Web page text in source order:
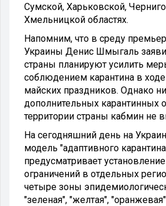
Сумской, Харьковской,
Хмельницкой областях.
Напомним, что в среду
Украины Денис Шмыгаль
страны планируют усилить
соблюдением карантина в
майских праздников. Однако
дополнительных карантинных
территории страны кабмин не
На сегодняшний день на
модель "адаптивного
предусматривает
ограничений в отдельных
четыре зоны
"зеленая", "желтая",